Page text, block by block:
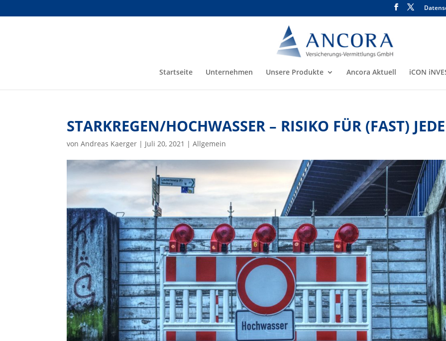
Startseite Unternehmen Unsere Produkte Ancora Aktuell iCON
STARKREGEN/HOCHWASSER – RISIKO FÜR (FAST)
vonAndreas Kaerger | Juli 20, 2021 |Allgemein